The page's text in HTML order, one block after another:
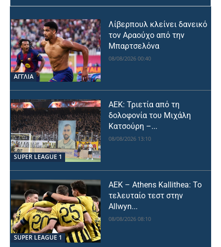
ΑΓΓΛΙΑ
Λίβερπουλ κλείνει δανεικό
τον Αραούχο από την
Μπαρτσελόνα
08/08/2026 00:40
SUPER LEAGUE 1
ΑΕΚ: Τριετία από τη
δολοφονία του Μιχάλη
Κατσούρη –...
08/08/2026 13:10
SUPER LEAGUE 1
ΑΕΚ – Athens Kallithea: Το
τελευταίο τεστ στην
Allwyn...
08/08/2026 08:10